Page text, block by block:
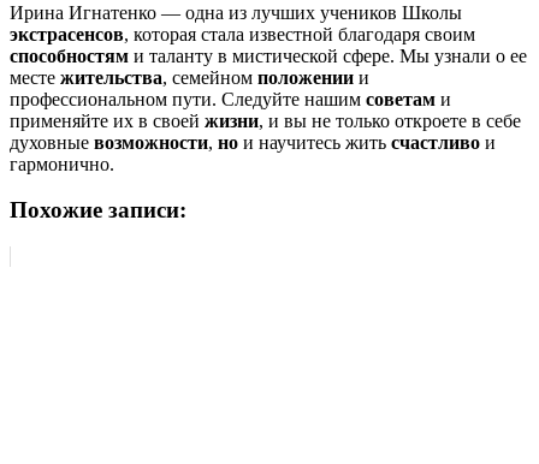
Ирина Игнатенко — одна из лучших учеников Школы
экстрасенсов, которая стала известной благодаря своим
способностям и таланту в мистической сфере. Мы узнали о ее
месте жительства, семейном положении и
профессиональном пути. Следуйте нашим советам и
применяйте их в своей жизни, и вы не только откроете в себе
духовные возможности, но и научитесь жить счастливо и
гармонично.
Похожие записи: